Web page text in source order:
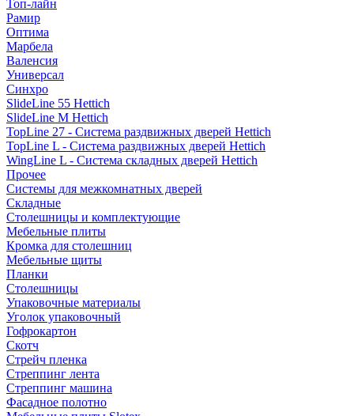
Топ-лайн
Рамир
Оптима
Марбела
Валенсия
Универсал
Синхро
SlideLine 55 Hettich
SlideLine M Hettich
TopLine 27 - Система раздвижных дверей Hettich
TopLine L - Система раздвижных дверей Hettich
WingLine L - Система складных дверей Hettich
Прочее
Системы для межкомнатных дверей
Складные
Столешницы и комплектующие
Мебельные плиты
Кромка для столешниц
Мебельные щиты
Планки
Столешницы
Упаковочные материалы
Уголок упаковочный
Гофрокартон
Скотч
Стрейч пленка
Стреппинг лента
Стреппинг машина
Фасадное полотно